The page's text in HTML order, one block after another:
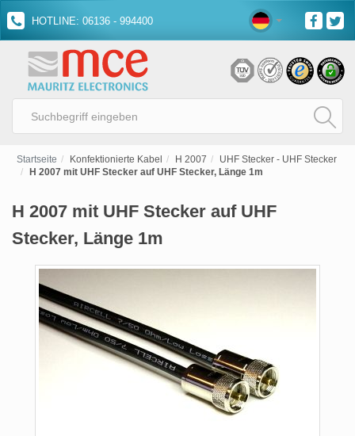
HOTLINE: 06136 - 994400
Startseite Konfektionierte Kabel H 2007
UHF Stecker - UHF Stecker
H 2007 mit UHF Stecker auf UHF Stecker, Länge 1m
H 2007 mit UHF Stecker auf UHF
Stecker, Länge 1m